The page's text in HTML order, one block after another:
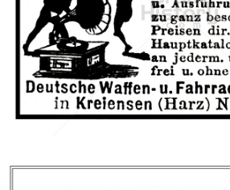
Deutsche Waffen- und
Deutsche Waffen- und